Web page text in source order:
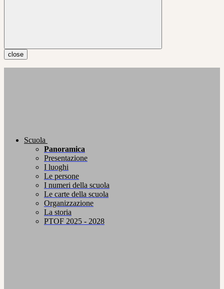
close
Scuola
Panoramica
Presentazione
I luoghi
Le persone
I numeri della scuola
Le carte della scuola
Organizzazione
La storia
PTOF 2025 - 2028